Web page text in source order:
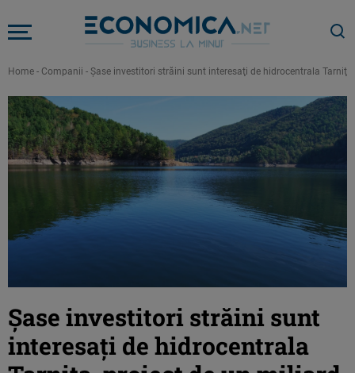
Home - Companii - Şase investitori străini sunt interesaţi de hidrocentrala
Şase investitori străini sunt
interesaţi de hidrocentrala